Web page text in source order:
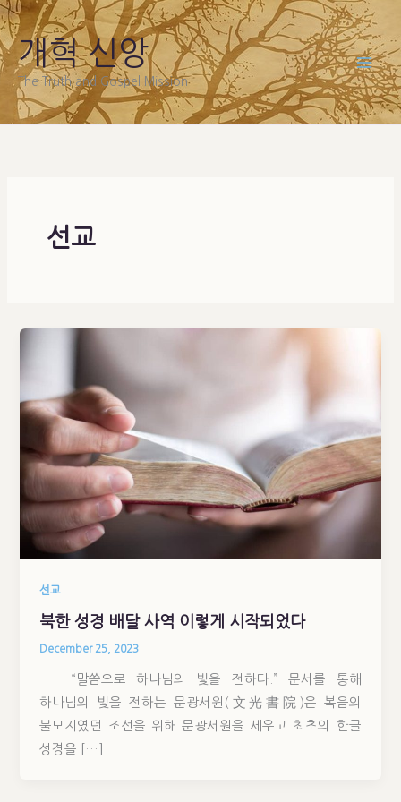
Skip
to
content
개혁 신앙
The Truth and Gospel Mission
선교
선교
북한 성경 배달 사역 이렇게 시작되었다
December 25, 2023
“말씀으로 하나님의 빛을 전하다.” 문서를 통해
하나님의 빛을 전하는 문광서원(文光書院)은 복음의
불모지였던 조선을 위해 문광서원을 세우고 최초의 한글
성경을 […]